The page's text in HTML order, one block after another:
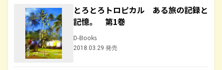
とろとろトロピカル ある旅の記録と
記憶。 第1巻
D-Books
2018.03.29 発売